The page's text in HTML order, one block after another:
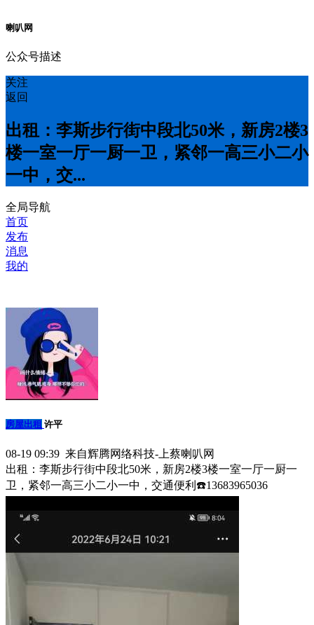
喇叭网
公众号描述
关注
返回
出租：李斯步行街中段北50米，新房2楼3
楼一室一厅一厨一卫，紧邻一高三小二小
一中，交...
全局导航
首页
发布
消息
我的
房屋出租 许平
08-19 09:39 来自辉腾网络科技-上蔡喇叭网
出租：李斯步行街中段北50米，新房2楼3楼一室一厅一厨一
卫，紧邻一高三小二小一中，交通便利☎️13683965036